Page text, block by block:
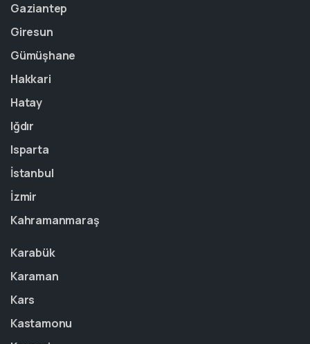
Gaziantep
Giresun
Gümüşhane
Hakkari
Hatay
Iğdır
Isparta
İstanbul
İzmir
Kahramanmaraş
Karabük
Karaman
Kars
Kastamonu